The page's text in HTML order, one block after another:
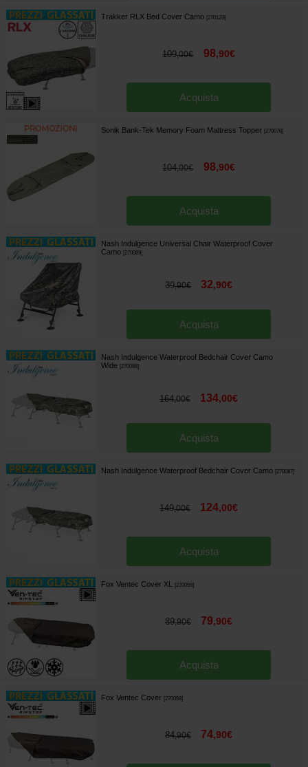
Trakker RLX Bed Cover Camo [270123]
109,00€ 98,90€
Acquista
Sonik Bank-Tek Memory Foam Mattress Topper [270076]
104,00€ 98,90€
Acquista
Nash Indulgence Universal Chair Waterproof Cover
Camo [270089]
39,90€ 32,90€
Acquista
Nash Indulgence Waterproof Bedchair Cover Camo
Wide [270088]
164,00€ 134,00€
Acquista
Nash Indulgence Waterproof Bedchair Cover Camo [270087]
149,00€ 124,00€
Acquista
Fox Ventec Cover XL [270059]
89,90€ 79,90€
Acquista
Fox Ventec Cover [270058]
84,90€ 74,90€